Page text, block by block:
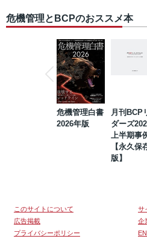
危機管理とBCPのおススメ本
危機管理白書
2026年版
月刊BCP
ダーズ
上半期事
【永久保
版】
このサイトについて
サ
広告掲載
企
プライバシーポリシー